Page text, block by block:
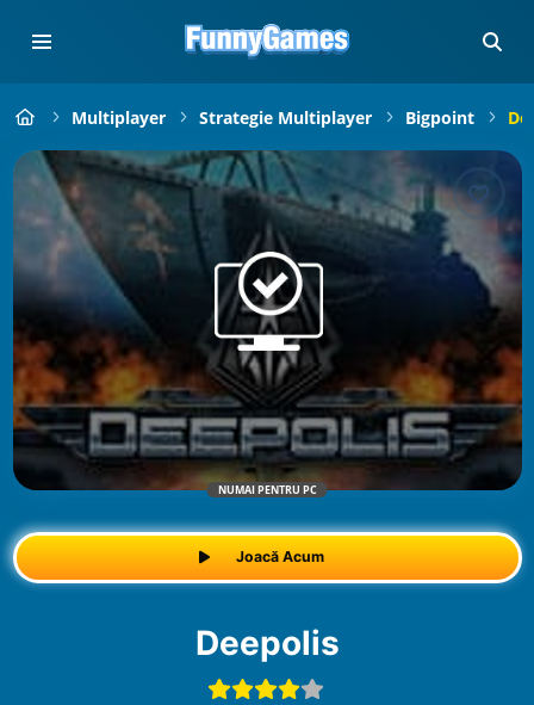
Multiplayer Strategie Multiplayer Bigpoint
NUMAI PENTRU PC
Joacă Acum
Deepolis